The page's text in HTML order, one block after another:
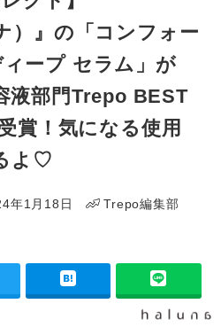
）』の「コンフォー
ィープ セラム」が
液部門Trepo BEST
賞！気になる使用
よ♡
年1月18日
Trepo編集部